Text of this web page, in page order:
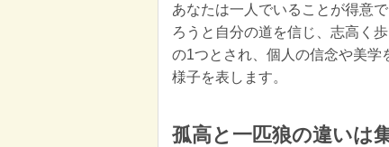
あなたは一人でいることが得意
ろうと自分の道を信じ、志高く
の1つとされ、個人の信念や美学
様子を表します。
孤高と一匹狼の違いは